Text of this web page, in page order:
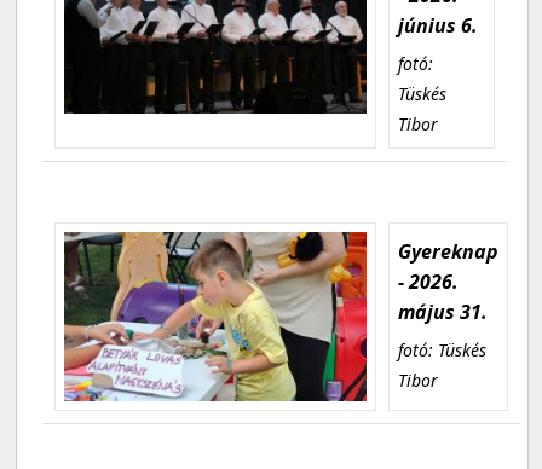
június 6.
fotó:
Tüskés
Tibor
Gyereknap
- 2026.
május 31.
fotó: Tüskés
Tibor